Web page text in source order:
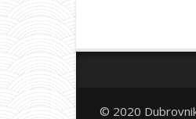
© 2020